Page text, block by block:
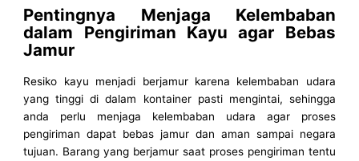
Pentingnya Menjaga Kelembaban
dalam Pengiriman Kayu agar Bebas
Jamur
Resiko kayu menjadi berjamur karena kelembaban udara
yang tinggi di dalam kontainer pasti mengintai, sehingga
anda perlu menjaga kelembaban udara agar proses
pengiriman dapat bebas jamur dan aman sampai negara
tujuan. Barang yang berjamur saat proses pengiriman tentu